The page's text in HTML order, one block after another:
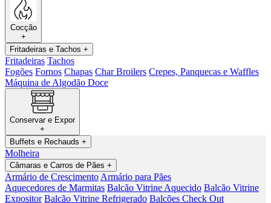
Cocção
+
Fritadeiras e Tachos +
Fritadeiras Tachos
Fogões Fornos Chapas Char Broilers Crepes, Panquecas e Waffles
Máquina de Algodão Doce
Conservar e Expor
+
Buffets e Rechauds +
Molheira
Câmaras e Carros de Pães +
Armário de Crescimento Armário para Pães
Aquecedores de Marmitas Balcão Vitrine Aquecido Balcão Vitrine
Expositor Balcão Vitrine Refrigerado Balcões Check Out